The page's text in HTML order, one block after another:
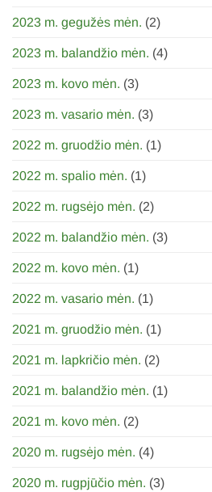
2023 m. gegužės mėn. (2)
2023 m. balandžio mėn. (4)
2023 m. kovo mėn. (3)
2023 m. vasario mėn. (3)
2022 m. gruodžio mėn. (1)
2022 m. spalio mėn. (1)
2022 m. rugsėjo mėn. (2)
2022 m. balandžio mėn. (3)
2022 m. kovo mėn. (1)
2022 m. vasario mėn. (1)
2021 m. gruodžio mėn. (1)
2021 m. lapkričio mėn. (2)
2021 m. balandžio mėn. (1)
2021 m. kovo mėn. (2)
2020 m. rugsėjo mėn. (4)
2020 m. rugpjūčio mėn. (3)